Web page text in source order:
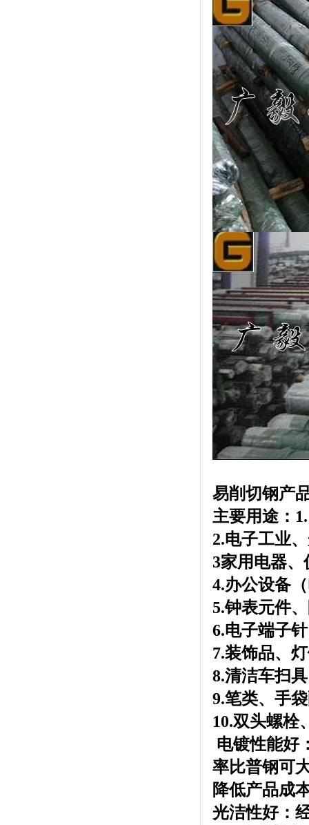
易削切钢产
主要用途：
2.电子工业
3家用电器、
4.办公设备
5.钟表元件
6.电子端子
7.装饰品、
8.清洁车扫
9.笔类、手
10.双头螺栓
电镀性能好
率比普钢可
降低产品成
光洁性好：